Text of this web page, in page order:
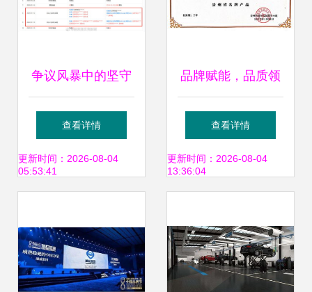
争议风暴中的坚守
陈赫仍在贤合庄品
牌风雨中担当管理
查看详情
更新时间：2026-08-04
05:53:41
品牌赋能，品质领
航 泰永长征MA60
与MB60荣获“贵州
认可
查看详情
更新时间：2026-08-04
13:36:04